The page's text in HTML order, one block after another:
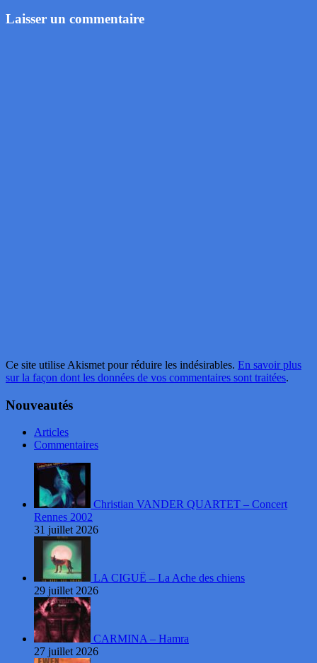
Laisser un commentaire
Ce site utilise Akismet pour réduire les indésirables. En savoir plus
sur la façon dont les données de vos commentaires sont traitées.
Nouveautés
Articles
Commentaires
Christian VANDER QUARTET – Concert
Rennes 2002
31 juillet 2026
LA CIGUË – La Ache des chiens
29 juillet 2026
CARMINA – Hamra
27 juillet 2026